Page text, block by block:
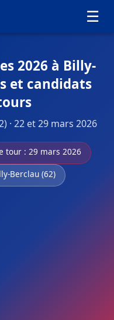
☰
2026 à Billy-
et candidats
· 22 et 29 mars 2026
tour : 29 mars 2026
Berclau (62)